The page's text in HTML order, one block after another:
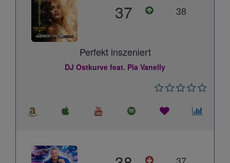
37 38
Perfekt inszeniert
DJ Ostkurve feat. Pia Vanelly
37